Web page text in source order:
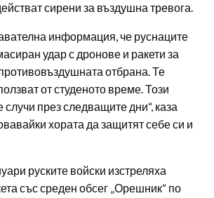
сирени за въздушна тревога.
информация, че руснаците
удар с дронове и ракети за
отбрана. Те
от студеното време. Този
през следващите дни“, каза
хората да защитят себе си и
руските войски изстреляха
със среден обсег „Орешник“ по